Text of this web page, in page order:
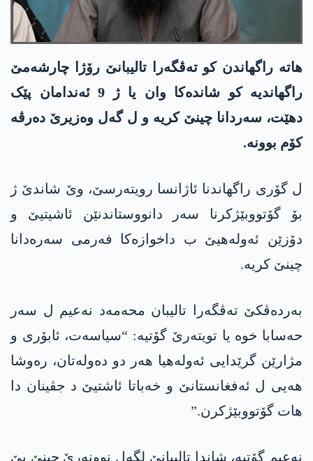
ھاتە راگھاندن کو تەڤگەرا تالیبانێ رۆژا چارشەمێ
راگھاندیە کو شاندەکا وان یا ژ 9 ئەندامان پێک
دهێت، سەردانا چینێ کریە و ل گەل وەزیرێ دەرڤە
کۆم بوونە.
ل گۆری راگھاندنا ئاژانسا رویتەرسێ، وێ شاندێ ژ
بۆ گۆتووبێژکرنا سەر دانووستاندنێن ئاشیتیێ و
دۆزێن ئەولەھیێ ب داخوازەکا فەرمی سەرەدانا
چینێ کریە.
بەردەڤکێ تەڤگەرا تالیبان محەمەد نەعیم ل سەر
حەسابا خوە یا تویتەرێ گۆتیە: “سیاسەت، ئابۆری و
مژارێن گرێدایی ئەولەھیا ھەر دو دەولەتان، رەوشا
ھەیی ل ئەفغانستانێ و خەباتا ئاشتیێ د جڤینان دا
ھات گۆتووبێژکرن.”
نەعیم گۆتیە، شاندا تالیبانێ لگەل نوونەرێ چینێ یێ